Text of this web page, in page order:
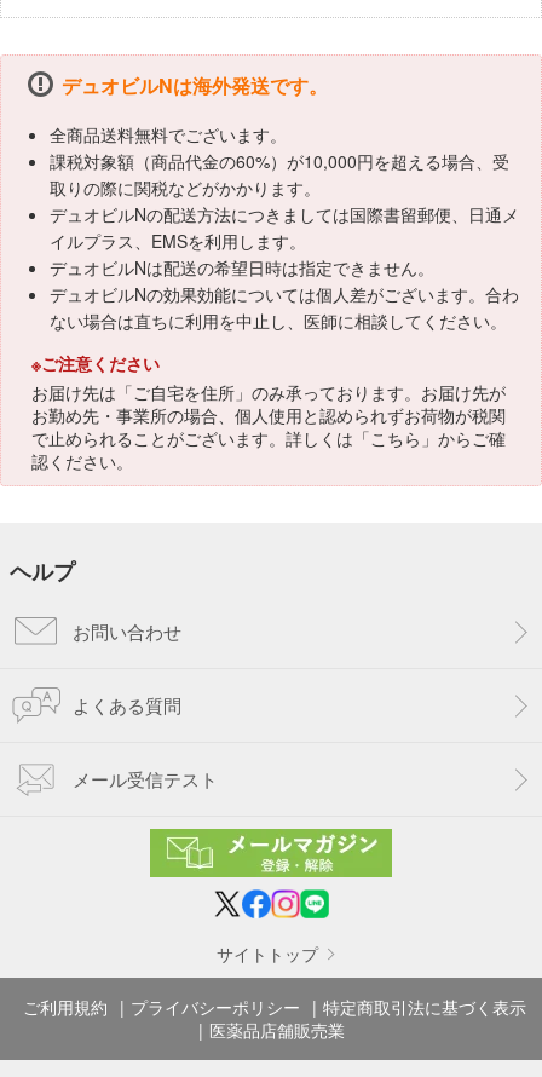
デュオビルNは海外発送です。
全商品送料無料でございます。
課税対象額（商品代金の60%）が10,000円を超える場合、受
取りの際に関税などがかかります。
デュオビルNの配送方法につきましては国際書留郵便、日通メ
イルプラス、EMSを利用します。
デュオビルNは配送の希望日時は指定できません。
デュオビルNの効果効能については個人差がございます。合わ
ない場合は直ちに利用を中止し、医師に相談してください。
※ご注意ください
お届け先は「ご自宅を住所」のみ承っております。お届け先が
お勤め先・事業所の場合、個人使用と認められずお荷物が税関
で止められることがございます。詳しくは「こちら 」からご確
認ください。
ヘルプ
お問い合わせ
よくある質問
メール受信テスト
サイトトップ
ご利用規約 プライバシーポリシー
特定商取引法に基づく表示
医薬品店舗販売業